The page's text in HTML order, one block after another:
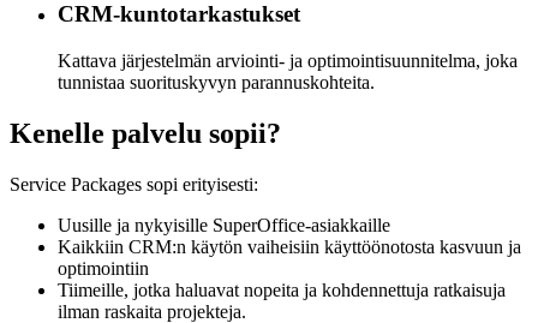
CRM-kuntotarkastukset
Kattava järjestelmän arviointi- ja optimointisuunnitelma, joka
tunnistaa suorituskyvyn parannuskohteita.
Kenelle palvelu sopii?
Service Packages sopi erityisesti:
Uusille ja nykyisille SuperOffice-asiakkaille
Kaikkiin CRM:n käytön vaiheisiin käyttöönotosta kasvuun ja
optimointiin
Tiimeille, jotka haluavat nopeita ja kohdennettuja ratkaisuja
ilman raskaita projekteja.